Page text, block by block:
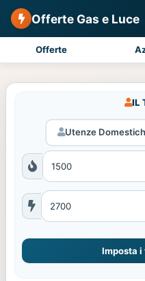
Offerte Gas e Luce
Offerte
IL
Utenze
Imposta i